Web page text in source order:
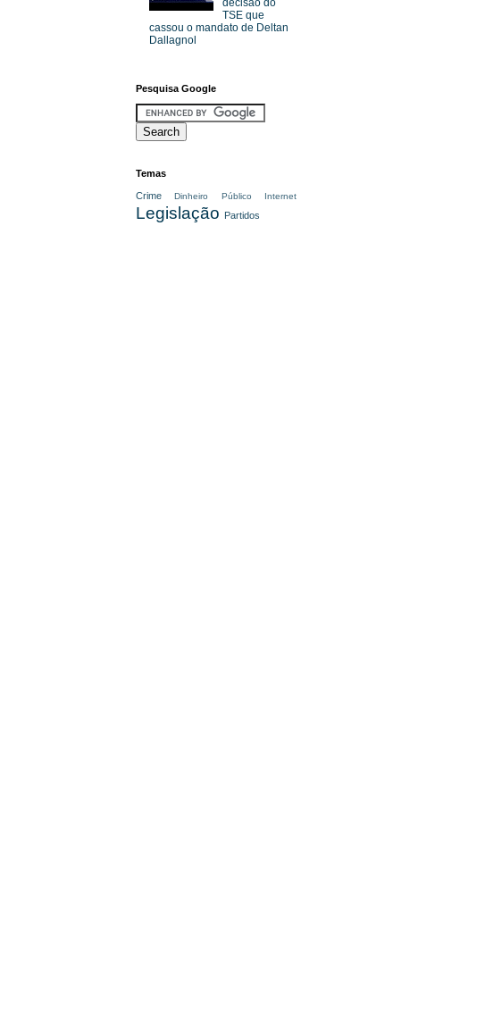
decisão do
TSE que
cassou o mandato de Deltan
Dallagnol
Pesquisa Google
Temas
Crime Dinheiro Público Internet
Legislação Partidos